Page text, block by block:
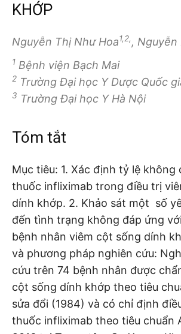
KHỚP
Nguyễn Thị Như Hoa1,2,, Nguyễn
1 Bệnh viện Bạch Mai
2 Trường Đại học Y Dược Quốc
3 Trường Đại học Y Hà Nội
Tóm tắt
Mục tiêu: 1. Xác định tỷ lệ không
thuốc infliximab trong điều trị
dính khớp. 2. Khảo sát một số
đến tình trạng không đáp ứng
bệnh nhân viêm cột sống dính
và phương pháp nghiên cứu:
cứu trên 74 bệnh nhân được
cột sống dính khớp theo tiêu
sửa đổi (1984) và có chỉ định
thuốc infliximab theo tiêu chuẩn